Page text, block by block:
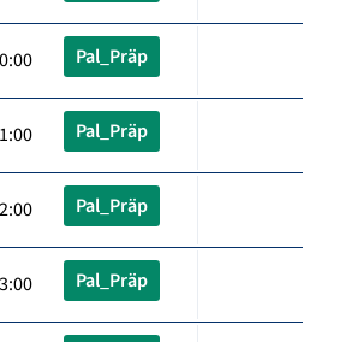
Pal_Präp
Pal_Präp
Pal_Präp
Pal_Präp